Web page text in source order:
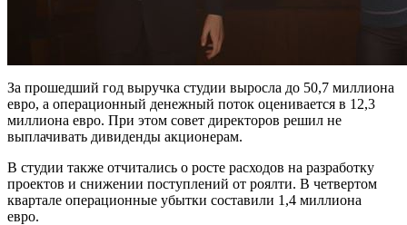
За прошедший год выручка студии выросла до 50,7 миллиона
евро, а операционный денежный поток оценивается в 12,3
миллиона евро. При этом совет директоров решил не
выплачивать дивиденды акционерам.
В студии также отчитались о росте расходов на разработку
проектов и снижении поступлений от роялти. В четвертом
квартале операционные убытки составили 1,4 миллиона
евро.